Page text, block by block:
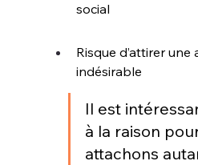
social
Risque d’attirer
indésirable
Il est
à la raison
attachons